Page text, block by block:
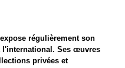
régulièrement son
l'international. Ses œuvres
privées et